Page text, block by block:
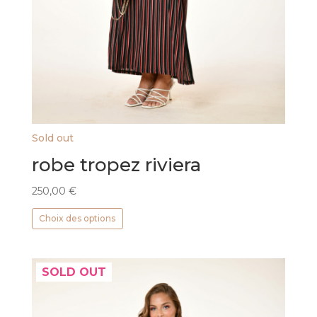
Sold out
robe tropez riviera
250,00 €
Choix des options
Ce
plusieurs
options
SOLD OUT